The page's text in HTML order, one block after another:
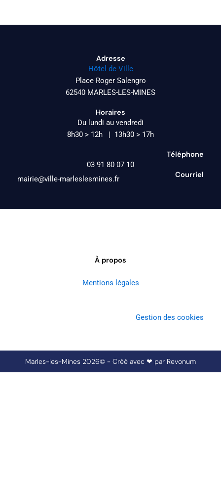
Adresse
Hôtel de Ville
Place Roger Salengro
62540 MARLES-LES-MINES
Horaires
Du lundi au vendredi
8h30 > 12h | 13h30 > 17h
Téléphone
03 91 80 07 10
Courriel
mairie@ville-marleslesmines.fr
À propos
Mentions légales
Gestion des cookies
Marles-les-Mines 2026© - Créé avec ❤ par Revonum